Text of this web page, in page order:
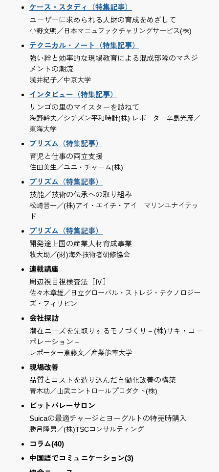
ケース・スタディ（特集記事）
ユーザーに求められる人財の育成をめざして
小野文明／日本マニュファクチャリングサービス(株)
テクニカル・ノート（特集記事）
強い絆と効率的な現場教育による混成部隊のマネジ
メントの潮流
浅井紀子／中京大学
インタビュー（特集記事）
リンゴの里のマイスターを訪ねて
海野幹夫／シチズン平和時計(株) レポーター辛島光彦／
東海大学
プリズム（特集記事）
育児と仕事の両立支援
住田美生／ユニ・チャーム(株)
プリズム（特集記事）
技能／技術の伝承への取り組み
松崎晋一／(株)アイ・エイチ・アイ マリンユナイテッ
ド
プリズム（特集記事）
開発途上国の産業人材育成事業
牧大助／(財)海外技術者研修協会
連載講座
周辺視目視検査法［Ⅳ］
佐々木章雄／日立グローバル・ストレジ・テクノロジー
ズ・フィリピン
会社探訪
潜在ニーズを先取りするモノづくり－(株)サキ・コー
ポレーション－
レポーター斎藤文／産業能率大学
現場改善
品質とコストを造り込んだ自働化改善の構築
青木功／山武コントロールプロダクト(株)
ビットバレーサロン
Suicaの最適チャージとヨーグルトの特売時購入
勝呂隆男／(株)TSCコンサルティング
コラム(40)
中国語でコミュニケーション(3)